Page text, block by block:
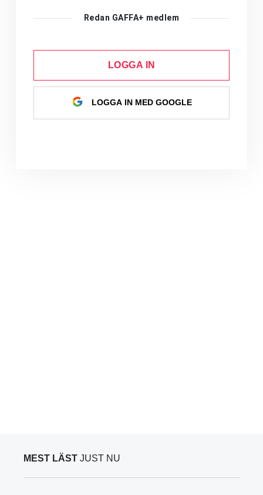
Redan GAFFA+ medlem
LOGGA IN
LOGGA IN MED GOOGLE
MEST LÄST JUST NU